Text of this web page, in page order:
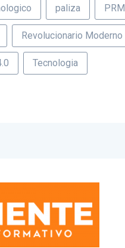
paliza PRM
Revolucionario Moderno
Tecnologia